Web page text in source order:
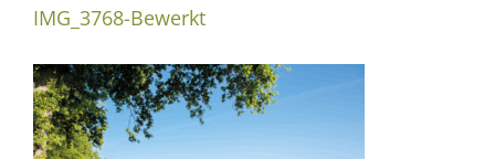
IMG_3768-Bewerkt